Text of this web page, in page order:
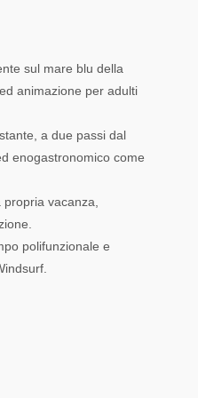
sul mare blu della
animazione per adulti
a due passi dal
enogastronomico come
vacanza,
polifunzionale e